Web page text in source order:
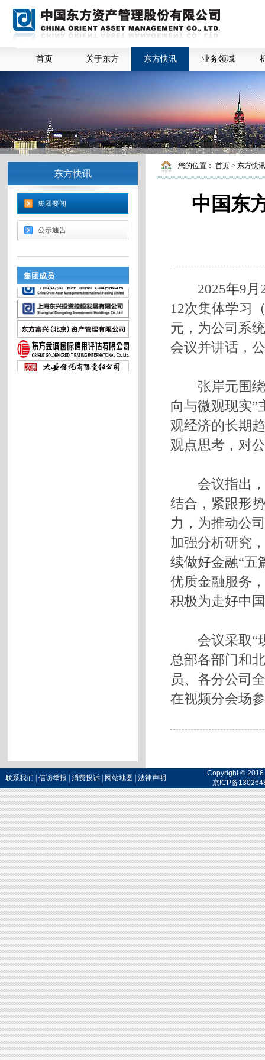
首页 关于东方 东方快讯 业务领域
东方快讯
集团要闻
公示通告
集团成员
您的位置： 首页 > 东方快讯
中国东
2025年9月
12次集体学习
元，为公司系
会议并讲话，
张岸元围绕“
向与微观现实”
观经济的长期
观点思考，对
会议指出，
结合，紧跟形
力，为推动公
加强分析研究
续做好金融“五
优质金融服务
积极为走好中
会议采取“现
总部各部门和
员、各分公司
在视频分会场
联系我们 信访举报 消费投诉 网站地图 法律声明
Copyright © 2016
京ICP备